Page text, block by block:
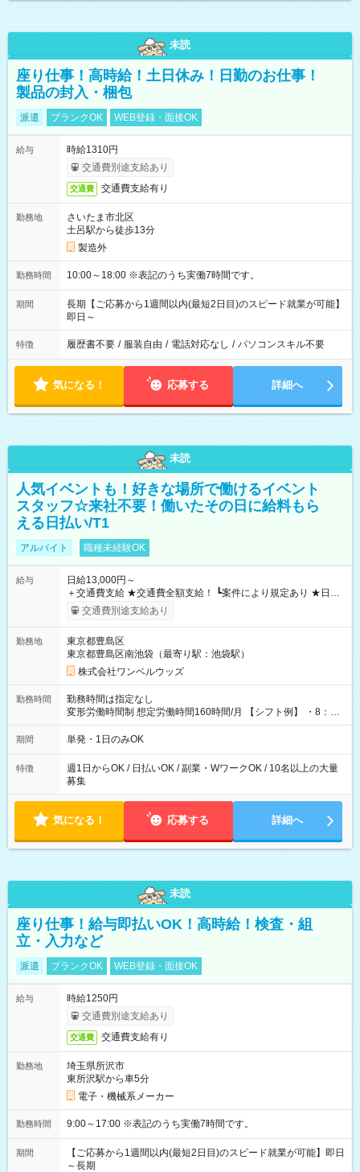
未読
座り仕事！高時給！土日休み！日勤のお仕事！
製品の封入・梱包
派遣 ブランクOK WEB登録・面接OK
給与
時給1310円
交通費別途支給あり
交通費 交通費支給有り
勤務地
さいたま市北区
土呂駅から徒歩13分
製造外
勤務時間 10:00～18:00 ※表記のうち実働7時間です。
期間
長期【ご応募から1週間以内(最短2日目)のスピード就業が可能】
即日～
特徴 履歴書不要 / 服装自由 / 電話対応なし / パソコンスキル不要
気になる！ 応募する 詳細へ
未読
人気イベントも！好きな場所で働けるイベント
スタッフ☆来社不要！働いたその日に給料もら
える日払い/T1
アルバイト 職種未経験OK
給与
日給13,000円～
＋交通費支給 ★交通費全額支給！ ┗案件により規定あり ★日払
いOK！（規定あり） ┗働いたその日に現金GET♪ お仕事後はコ
ンビニATMから 日払い分を引き落とせます！ 【試用期間】試
交通費別途支給あり
勤務地
東京都豊島区
東京都豊島区南池袋（最寄り駅：池袋駅）
株式会社ワンベルウッズ
勤務時間
勤務時間は指定なし
変形労働時間制 想定労働時間160時間/月 【シフト例】 ・8：00
～21：00
期間 単発・1日のみOK
特徴
週1日からOK / 日払いOK / 副業・WワークOK / 10名以上の大量
募集
気になる！ 応募する 詳細へ
未読
座り仕事！給与即払いOK！高時給！検査・組
立・入力など
派遣 ブランクOK WEB登録・面接OK
給与
時給1250円
交通費別途支給あり
交通費 交通費支給有り
勤務地
埼玉県所沢市
東所沢駅から車5分
電子・機械系メーカー
勤務時間 9:00～17:00 ※表記のうち実働7時間です。
期間
【ご応募から1週間以内(最短2日目)のスピード就業が可能】即日
～長期